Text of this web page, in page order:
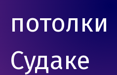
Судаке